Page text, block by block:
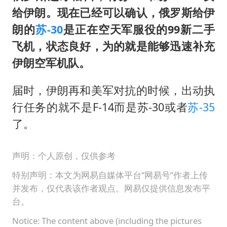
给伊朗。现在已经可以确认，俄罗斯给伊
朗的苏-30是正在空天军服役的99新二手
飞机，状态良好，为的就是能够迅速补充
伊朗空军机队。
届时，伊朗再和美军对抗的时候，出动执
行任务的就不是F-14而是苏-30或者苏-35
了。
声明：个人原创，仅供参考
特别声明：本文为网易自媒体平台“网易号”作者上传
并发布，仅代表该作者观点。网易仅提供信息发布平
台。
Notice: The content above (including the pictures